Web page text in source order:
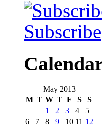
Subscribe
May 2013
M T W T F S
S
1
2 3 4
5
6
7 8 9 10 11 12